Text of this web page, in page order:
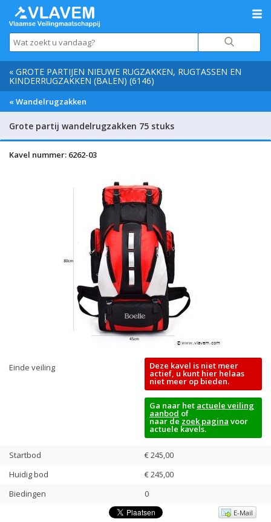
« GROTE PARTIJEN NIEUWE RUGZAKKEN, RUGTASSEN EN
KINDERRUGZAKKEN (BALEN) (6146)
« Wandelrugzakken
Grote partij wandelrugzakken 75 stuks
Kavel nummer: 6262-03
Einde veiling Deze kavel is niet meer
actief, u kunt hier helaas
niet meer op bieden.
Ga naar het actuele veiling
aanbod of
naar de zoek pagina voor
actuele kavels.
Startbod
€ 245,00
Huidig bod
€245,00
Biedingen
0
E-Mail